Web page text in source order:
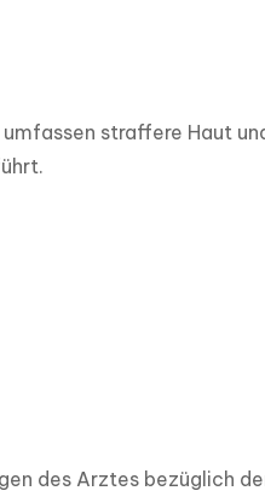
straffere Haut
des Arztes bezüglich